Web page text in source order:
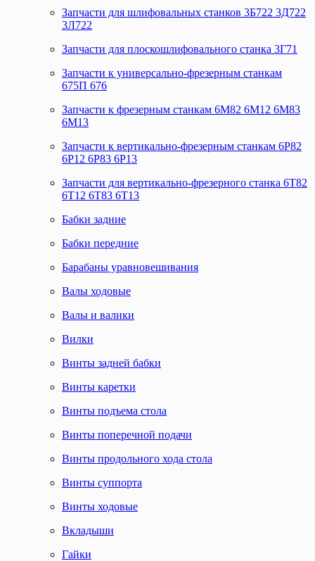
Запчасти для шлифовальных станков 3Б722 3Д722
3Л722
Запчасти для плоскошлифовального станка 3Г71
Запчасти к универсально-фрезерным станкам
675П 676
Запчасти к фрезерным станкам 6М82 6М12 6М83
6М13
Запчасти к вертикально-фрезерным станкам 6Р82
6Р12 6Р83 6Р13
Запчасти для вертикально-фрезерного станка 6Т82
6Т12 6Т83 6Т13
Бабки задние
Бабки передние
Барабаны уравновешивания
Валы ходовые
Валы и валики
Вилки
Винты задней бабки
Винты каретки
Винты подъема стола
Винты поперечной подачи
Винты продольного хода стола
Винты суппорта
Винты ходовые
Вкладыши
Гайки